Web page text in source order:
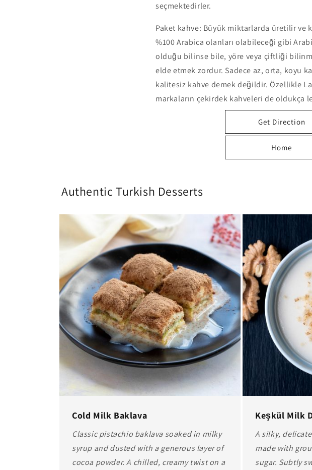
seçmektedirler.
Paket kahve: Büyük miktarlarda üretilir ve
%100 Arabica olanları olabileceği gibi
olduğu bilinse bile, yöre veya çiftliği
elde etmek zordur. Sadece az, orta, koyu
kalitesiz kahve demek değildir. Özellikle
markaların çekirdek kahveleri de oldukça
Get Direction
Home
Authentic Turkish Desserts
Cold Milk Baklava
Classic pistachio baklava soaked in milky
syrup and dusted with a generous layer of
cocoa powder. A chilled, creamy twist on a
Keşkül Milk
A silky,
made with
sugar. Subtly